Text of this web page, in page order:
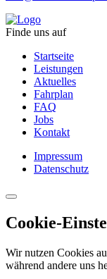
Finde uns auf
Startseite
Leistungen
Aktuelles
Fahrplan
FAQ
Jobs
Kontakt
Impressum
Datenschutz
Cookie-
Wir nutzen Cookies
während andere uns